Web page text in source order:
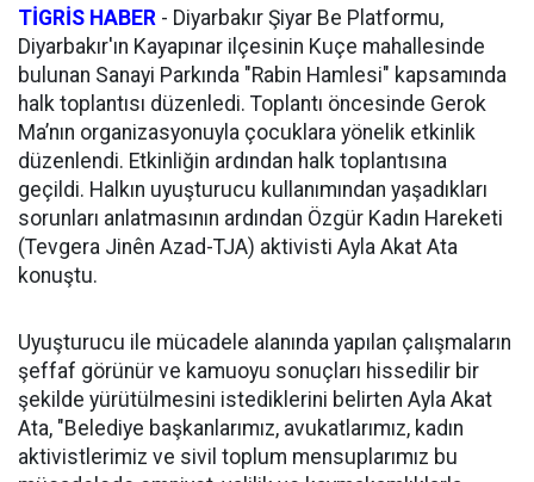
TİGRİS HABER - Diyarbakır Şiyar Be Platformu,
Diyarbakır'ın Kayapınar ilçesinin Kuçe mahallesinde
bulunan Sanayi Parkında "Rabin Hamlesi" kapsamında
halk toplantısı düzenledi. Toplantı öncesinde Gerok
Ma’nın organizasyonuyla çocuklara yönelik etkinlik
düzenlendi. Etkinliğin ardından halk toplantısına
geçildi. Halkın uyuşturucu kullanımından yaşadıkları
sorunları anlatmasının ardından Özgür Kadın Hareketi
(Tevgera Jinên Azad-TJA) aktivisti Ayla Akat Ata
konuştu.
Uyuşturucu ile mücadele alanında yapılan çalışmaların
şeffaf görünür ve kamuoyu sonuçları hissedilir bir
şekilde yürütülmesini istediklerini belirten Ayla Akat
Ata, "Belediye başkanlarımız, avukatlarımız, kadın
aktivistlerimiz ve sivil toplum mensuplarımız bu